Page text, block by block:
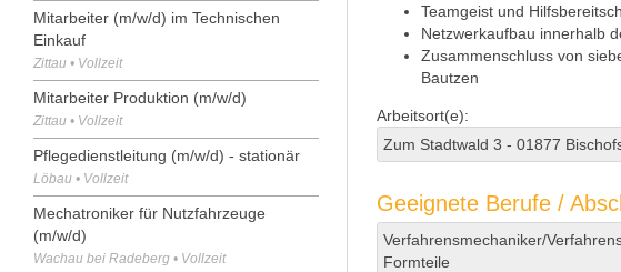
Mitarbeiter (m/w/d) im Technischen
Einkauf
Zittau • Vollzeit
Mitarbeiter Produktion (m/w/d)
Zittau • Vollzeit
Pflegedienstleitung (m/w/d) - stationär
Löbau • Vollzeit
Mechatroniker für Nutzfahrzeuge
(m/w/d)
Wachau bei Radeberg • Vollzeit
Teamgeist und
Netzwerkaufbau innerhalb
Zusammenschluss von
Bautzen
Arbeitsort(e):
Zum Stadtwald 3 - 01877
Geeignete Berufe /
Verfahrensmechaniker/
Formteile